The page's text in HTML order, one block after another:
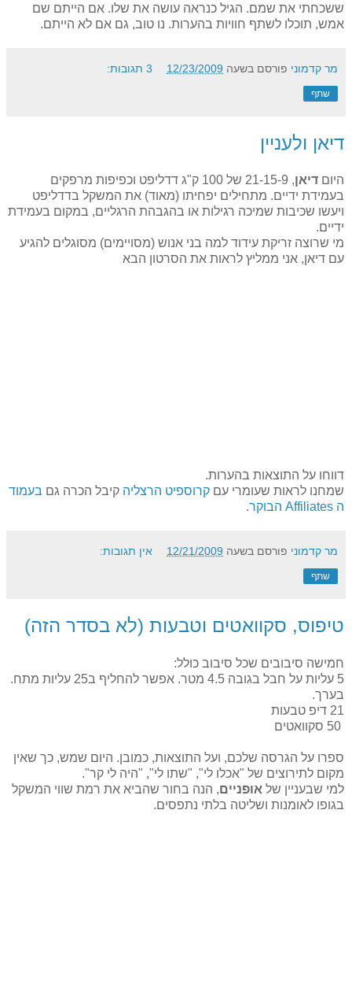
ששכחתי את שמם. הגיל כנראה עושה את שלו. אם הייתם שם
אמש, תוכלו לשתף חוויות בהערות. נו טוב, גם אם לא הייתם.
מר קדמוני פורסם בשעה 12/23/2009 3 תגובות:
שתף
דיאן ולעניין
היום דיאן
, 21-15-9 של 100 ק"ג דדליפט וכפיפות מרפקים
בעמידת ידיים. מתחילים יפחיתו (מאוד) את המשקל בדדליפט
ויעשו שכיבות שמיכה רגילות או בהגבהת הרגליים, במקום בעמידת
ידיים.
מי שרוצה זריקת עידוד למה בני אנוש (מסויימים) מסוגלים להגיע
עם דיאן, אני ממליץ לראות את הסרטון הבא
דווחו על התוצאות בהערות.
שמחנו לראות שעומרי עם קרוספיט הרצליה קיבל הכרה גם בעמוד
ה Affiliates הבוקר
.
מר קדמוני פורסם בשעה 12/21/2009 אין תגובות:
שתף
טיפוס, סקוואטים וטבעות (לא בסדר הזה)
חמישה סיבובים שכל סיבוב כולל:
5 עליות על חבל בגובה 4.5 מטר. אפשר להחליף ב25 עליות מתח.
בערך.
21 דיפ טבעות
ספרו על הגרסה שלכם, ועל התוצאות, כמובן. היום שמש, כך שאין
מקום לתירוצים של "אכלו לי", "שתו לי", "היה לי קר".
למי שבעניין של אופניים, הנה בחור שהביא את רמת שווי המשקל
בגופו לאומנות ושליטה בלתי נתפסים.